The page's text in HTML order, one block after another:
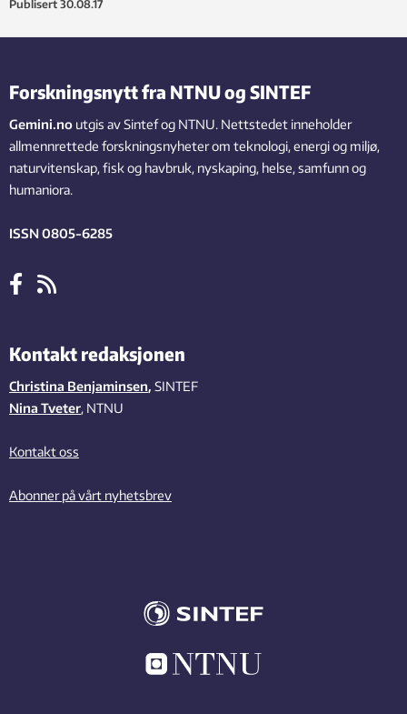
Publisert 30.08.17
Forskningsnytt fra NTNU og SINTEF
Gemini.no utgis av Sintef og NTNU. Nettstedet inneholder
allmennrettede forskningsnyheter om teknologi, energi og miljø,
naturvitenskap, fisk og havbruk, nyskaping, helse, samfunn og
humaniora.
ISSN 0805-6285
Kontakt redaksjonen
Christina Benjaminsen, SINTEF
Nina Tveter, NTNU
Kontakt oss
Abonner på vårt nyhetsbrev